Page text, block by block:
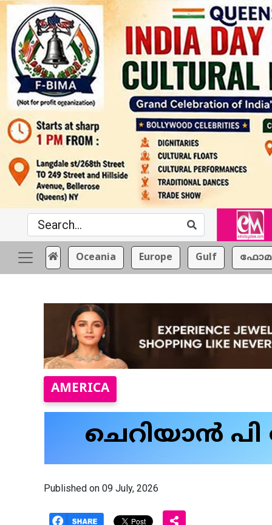
Oceania Europe Gulf
AMERICA
ചെറിയാൻ
Published on 09 July, 2026